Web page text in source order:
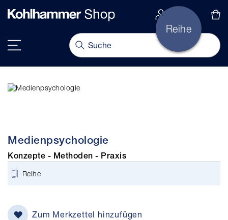
springen
Medienpsychologie
Konzepte - Methoden - Praxis
Reihe
Zum Merkzettel hinzufügen